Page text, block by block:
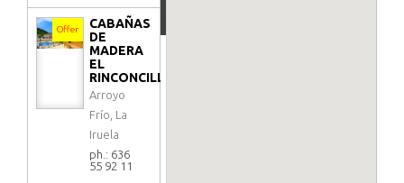
Offer
CABAÑAS
DE
MADERA
EL
RINCONCILLO
Arroyo
Frío, La
Iruela
ph.: 636
55 92 11